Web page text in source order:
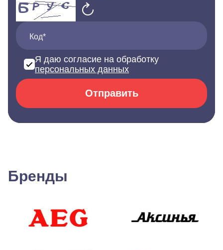
Код*
Я даю согласие на обработку
персональных данных
Отправить
Бренды